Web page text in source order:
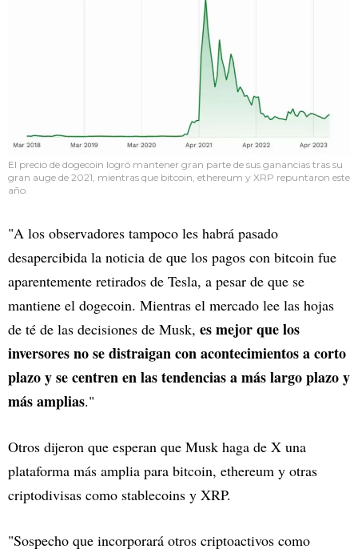
El precio de dogecoin logró mantener gran parte de sus ganancias tras su
gran auge de 2021, mientras que bitcoin, ethereum y XRP repuntaron este
año.
"A los observadores tampoco les habrá pasado
desapercibida la noticia de que los pagos con bitcoin fue
aparentemente retirados de Tesla, a pesar de que se
mantiene el dogecoin. Mientras el mercado lee las hojas
de té de las decisiones de Musk, es mejor que los
inversores no se distraigan con acontecimientos a corto
plazo y se centren en las tendencias a más largo plazo y
más amplias."
Otros dijeron que esperan que Musk haga de X una
plataforma más amplia para bitcoin, ethereum y otras
criptodivisas como stablecoins y XRP.
"Sospecho que incorporará otros criptoactivos como